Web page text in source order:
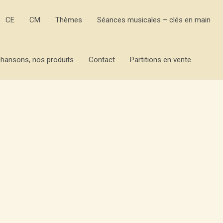
CE CM Thèmes Séances musicales – clés en main
nos produits Contact Partitions en vente